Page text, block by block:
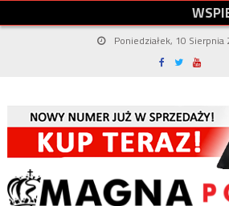
WSPI
Poniedziałek, 10 Sierpnia